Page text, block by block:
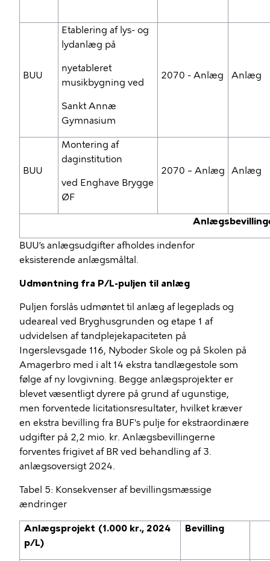
BUU
Etablering af lys- og
lydanlæg på
nyetableret
musikbygning ved
Sankt Annæ
Gymnasium
2070 - Anlæg Anlæg
BUU
Montering af
daginstitution
ved Enghave Brygge
ØF
2070 – Anlæg Anlæg
BUU’s anlægsudgifter afholdes indenfor
eksisterende anlægsmåltal.
Udmøntning fra P/L-puljen til anlæg
Puljen forslås udmøntet til anlæg af legeplads og
udeareal ved Bryghusgrunden og etape 1 af
udvidelsen af tandplejekapaciteten på
Ingerslevsgade 116, Nyboder Skole og på Skolen på
Amagerbro med i alt 14 ekstra tandlægestole som
følge af ny lovgivning. Begge anlægsprojekter er
blevet væsentligt dyrere på grund af ugunstige,
men forventede licitationsresultater, hvilket kræver
en ekstra bevilling fra BUF's pulje for ekstraordinære
udgifter på 2,2 mio. kr. Anlægsbevillingerne
forventes frigivet af BR ved behandling af 3.
anlægsoversigt 2024.
Tabel 5: Konsekvenser af bevillingsmæssige
ændringer
Anlægsprojekt (1.000 kr., 2024
p/L)
Bevilling